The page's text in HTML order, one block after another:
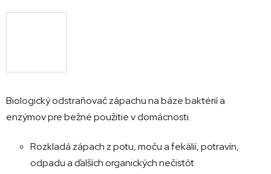
Biologický odstraňovač zápachu na báze baktérií a
enzýmov pre bežné použitie v domácnosti.
Rozkladá zápach z potu, moču a fekálií, potravín,
odpadu a ďalších organických nečistôt